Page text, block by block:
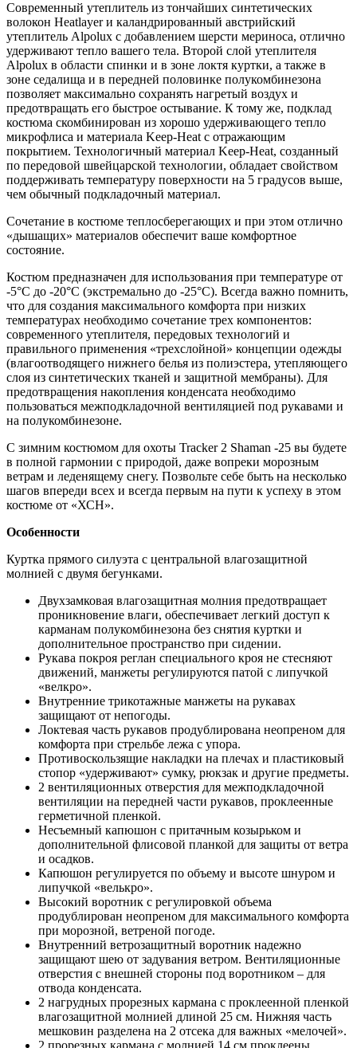
Современный утеплитель из тончайших синтетических
волокон Heatlayer и каландрированный австрийский
утеплитель Alpolux с добавлением шерсти мериноса, отлично
удерживают тепло вашего тела. Второй слой утеплителя
Alpolux в области спинки и в зоне локтя куртки, а также в
зоне седалища и в передней половинке полукомбинезона
позволяет максимально сохранять нагретый воздух и
предотвращать его быстрое остывание. К тому же, подклад
костюма скомбинирован из хорошо удерживающего тепло
микрофлиса и материала Keep-Heat с отражающим
покрытием. Технологичный материал Keep-Heat, созданный
по передовой швейцарской технологии, обладает свойством
поддерживать температуру поверхности на 5 градусов выше,
чем обычный подкладочный материал.
Сочетание в костюме теплосберегающих и при этом отлично
«дышащих» материалов обеспечит ваше комфортное
состояние.
Костюм предназначен для использования при температуре от
-5°C до -20°С (экстремально до -25°C). Всегда важно помнить,
что для создания максимального комфорта при низких
температурах необходимо сочетание трех компонентов:
современного утеплителя, передовых технологий и
правильного применения «трехслойной» концепции одежды
(влагоотводящего нижнего белья из полиэстера, утепляющего
слоя из синтетических тканей и защитной мембраны). Для
предотвращения накопления конденсата необходимо
пользоваться межподкладочной вентиляцией под рукавами и
на полукомбинезоне.
С зимним костюмом для охоты Tracker 2 Shaman -25 вы будете
в полной гармонии с природой, даже вопреки морозным
ветрам и леденящему снегу. Позвольте себе быть на несколько
шагов впереди всех и всегда первым на пути к успеху в этом
костюме от «ХСН».
Особенности
Куртка прямого силуэта с центральной влагозащитной
молнией с двумя бегунками.
Двухзамковая влагозащитная молния предотвращает
проникновение влаги, обеспечивает легкий доступ к
карманам полукомбинезона без снятия куртки и
дополнительное пространство при сидении.
Рукава покроя реглан специального кроя не стесняют
движений, манжеты регулируются патой с липучкой
«велкро».
Внутренние трикотажные манжеты на рукавах
защищают от непогоды.
Локтевая часть рукавов продублирована неопреном для
комфорта при стрельбе лежа с упора.
Противоскользящие накладки на плечах и пластиковый
стопор «удерживают» сумку, рюкзак и другие предметы.
2 вентиляционных отверстия для межподкладочной
вентиляции на передней части рукавов, проклеенные
герметичной пленкой.
Несъемный капюшон с притачным козырьком и
дополнительной флисовой планкой для защиты от ветра
и осадков.
Капюшон регулируется по объему и высоте шнуром и
липучкой «велькро».
Высокий воротник с регулировкой объема
продублирован неопреном для максимального комфорта
при морозной, ветреной погоде.
Внутренний ветрозащитный воротник надежно
защищают шею от задувания ветром. Вентиляционные
отверстия с внешней стороны под воротником – для
отвода конденсата.
2 нагрудных прорезных кармана с проклеенной пленкой
влагозащитной молнией длиной 25 см. Нижняя часть
мешковин разделена на 2 отсека для важных «мелочей».